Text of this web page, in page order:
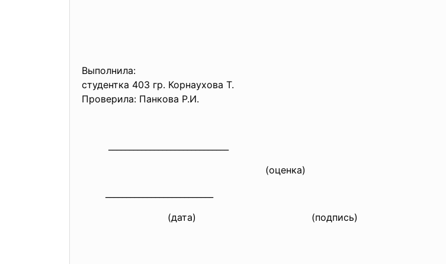
Выполнила:
студентка 403 гр. Корнаухова Т.
Проверила: Панкова Р.И.
(оценка)
(дата)
(подпись)